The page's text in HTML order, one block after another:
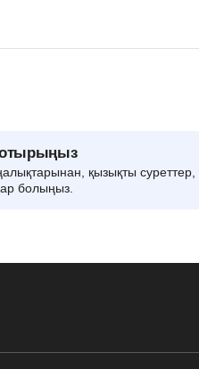
отырыңыз
қызықты суреттер,
болыңыз.